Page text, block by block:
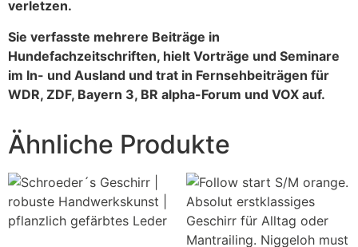
verletzen.
Sie verfasste mehrere Beiträge in
Hundefachzeitschriften, hielt Vorträge und Seminare
im In- und Ausland und trat in Fernsehbeiträgen für
WDR, ZDF, Bayern 3, BR alpha-Forum und VOX auf.
Ähnliche Produkte